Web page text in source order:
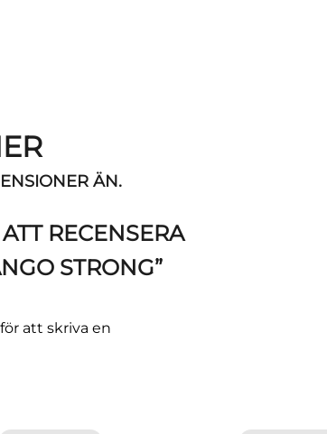
ÄN.
RECENSERA
STRONG”
för att skriva en